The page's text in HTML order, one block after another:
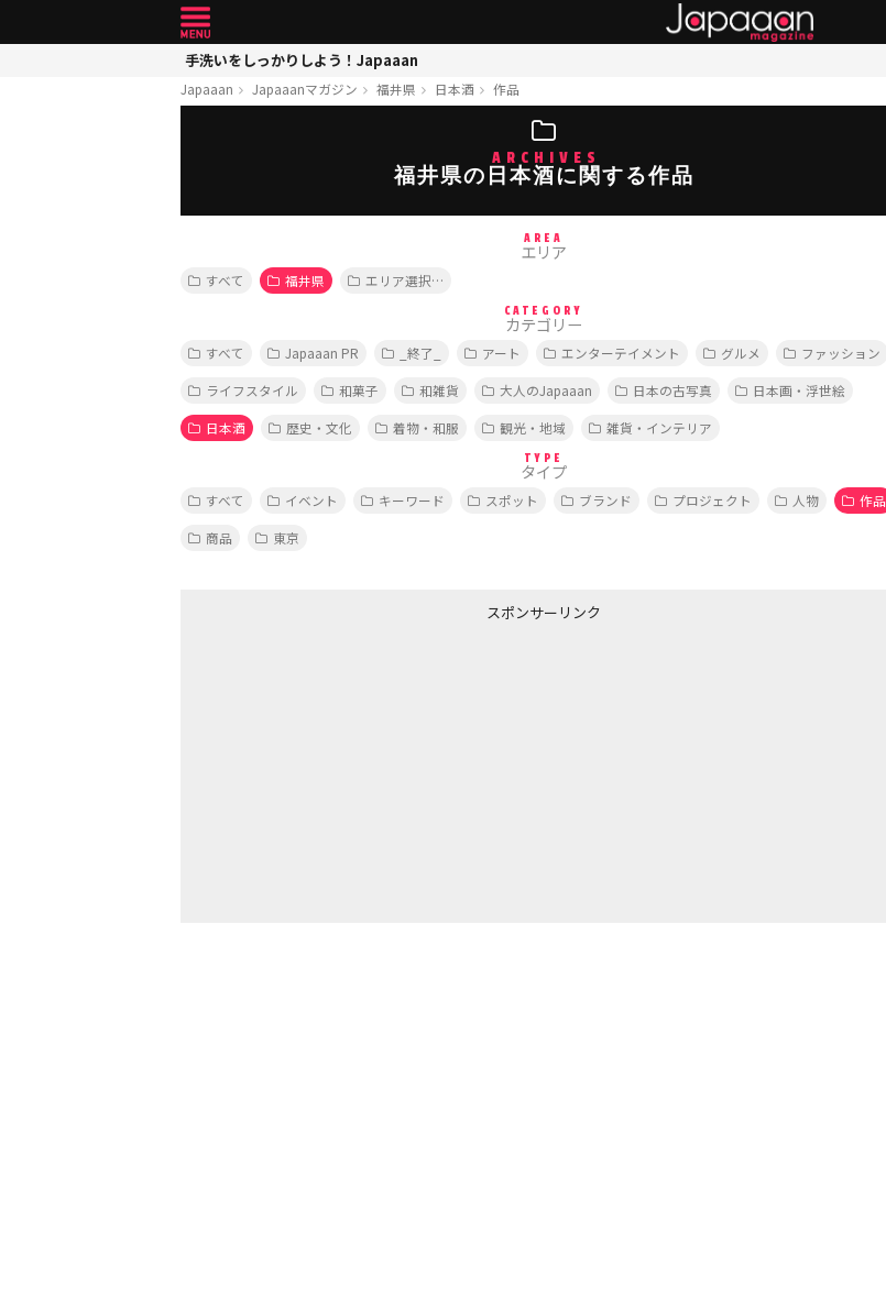
手洗いをしっかりしよう！Japaaan
Japaaan Japaaanマガジン 福井県 日本酒 作品
ARCHIVES
福井県の日本酒に関する作品
AREA
エリア
すべて 福井県 エリア選択…
CATEGORY
カテゴリー
すべて Japaaan PR _終了_ アート エンターテイメント グルメ
ファッション
ライフスタイル
和菓子 和雑貨 大人のJapaaan 日本の古写真
日本画・浮世絵
日本酒
歴史・文化 着物・和服 観光・地域 雑貨・インテリア
TYPE
タイプ
すべて イベント キーワード スポット ブランド プロジェクト 人物
作品
商品
東京
スポンサーリンク